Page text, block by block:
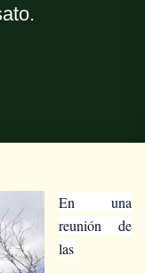
En una
reunión de
las